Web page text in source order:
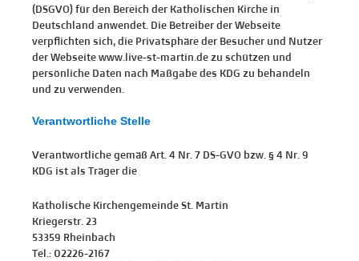
(DSGVO) für den Bereich der Katholischen Kirche in
Deutschland anwendet. Die Betreiber der Webseite
verpflichten sich, die Privatsphäre der Besucher und Nutzer
der Webseite www.live-st-martin.de zu schützen und
persönliche Daten nach Maßgabe des KDG zu behandeln
und zu verwenden.
Verantwortliche Stelle
Verantwortliche gemäß Art. 4 Nr. 7 DS-GVO bzw. § 4 Nr. 9
KDG ist als Träger die
Katholische Kirchengemeinde St. Martin
Kriegerstr. 23
53359 Rheinbach
Tel.: 02226-2167